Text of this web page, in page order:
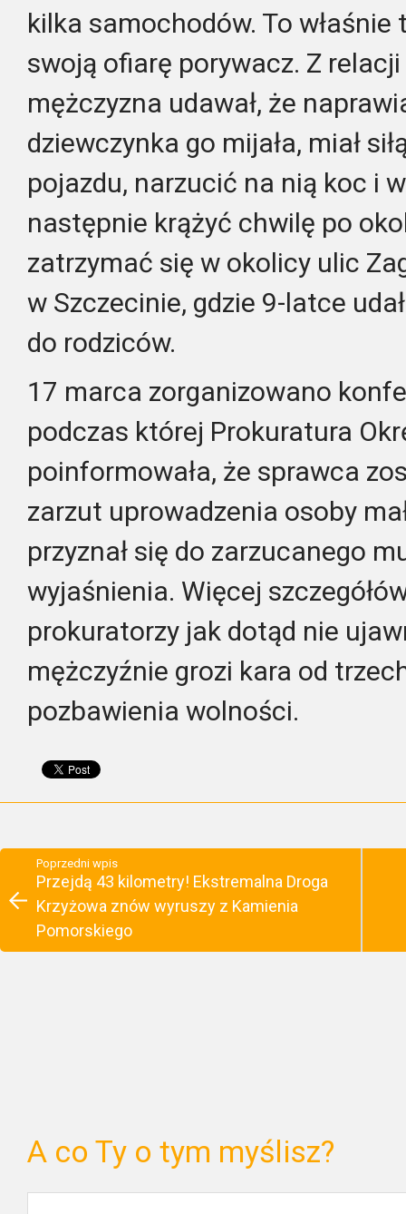
kilka samochodów. To właśnie
swoją ofiarę porywacz. Z
mężczyzna udawał, że
dziewczynka go mijała, miał
pojazdu, narzucić na nią koc i
następnie krążyć chwilę po
zatrzymać się w okolicy ulic
w Szczecinie, gdzie 9-latce
do rodziców.
17 marca zorganizowano
podczas której Prokuratura
poinformowała, że sprawca
zarzut uprowadzenia osoby
przyznał się do zarzucanego
wyjaśnienia. Więcej
prokuratorzy jak dotąd nie
mężczyźnie grozi kara od
pozbawienia wolności.
Poprzedni wpis
Przejdą 43 kilometry! Ekstremalna Droga
Krzyżowa znów wyruszy z Kamienia
Pomorskiego
A co Ty o tym myślisz?